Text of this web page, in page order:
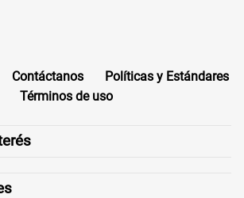
Contáctanos
Políticas y Estándares
Términos de uso